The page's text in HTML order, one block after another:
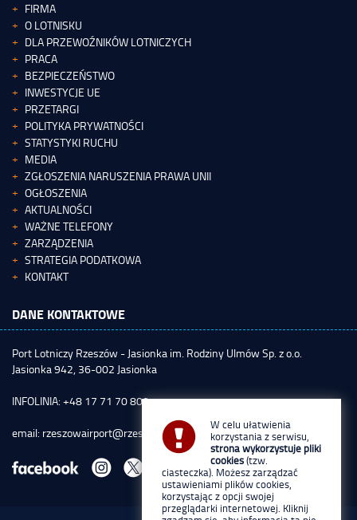
FIRMA
O LOTNISKU
DLA PRZEWOŹNIKÓW LOTNICZYCH
PRACA
BEZPIECZEŃSTWO
INWESTYCJE UE
PRZETARGI
POLITYKA PRYWATNOŚCI
STATYSTYKI RUCHU
MEDIA
ZGŁOSZENIA NARUSZENIA PRAWA UNII
OGŁOSZENIA
AKTUALNOŚCI
WAŻNE TELEFONY
ZARZĄDZENIA
STRATEGIA PODATKOWA
KONTAKT
DANE KONTAKTOWE
Port Lotniczy Rzeszów - Jasionka im. Rodziny Ulmów Sp. z o.o.
Jasionka 942, 36-002 Jasionka
INFOLINIA: +48 17 71 70 800
email: rzeszowairport@rzeszowairport.pl
W celu ułatwienia
korzystania z serwisu,
strona wykorzystuje pliki
cookies(tzw.
ciasteczka). Możesz zarządzać
ustawieniami plików cookies,
korzystając z opcji swojej
przeglądarki internetowej. Kliknij